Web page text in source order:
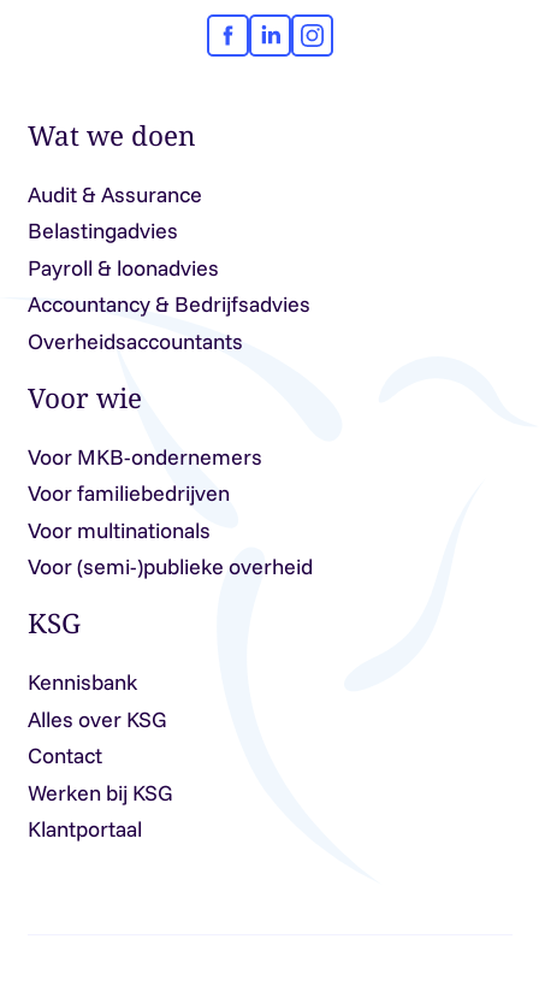
Facebook
LinkedInInstagram
Wat we doen
Audit & Assurance
Belastingadvies
Payroll & loonadvies
Accountancy & Bedrijfsadvies
Overheidsaccountants
Voor wie
Voor MKB-ondernemers
Voor familiebedrijven
Voor multinationals
Voor (semi-)publieke overheid
KSG
Kennisbank
Alles over KSG
Contact
Werken bij KSG
Klantportaal